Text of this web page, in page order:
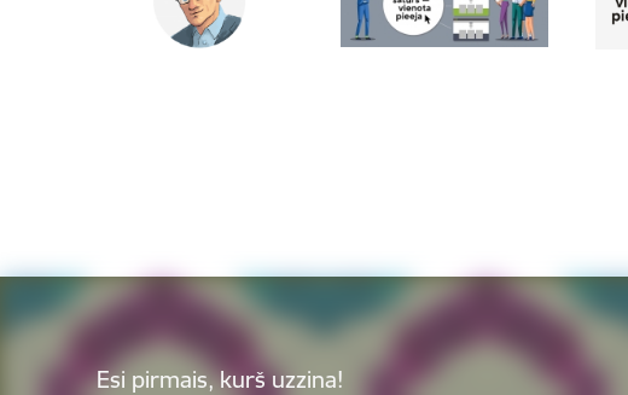
Esi pirmais, kurš uzzina!